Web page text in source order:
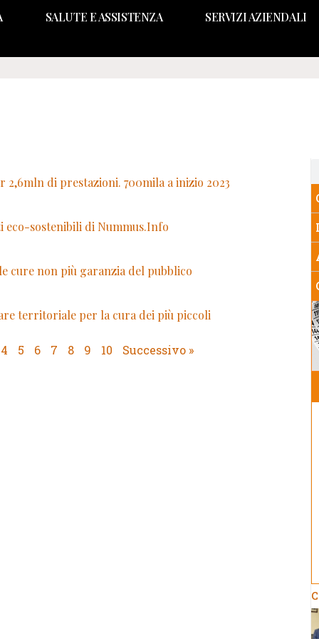
SALUTE E ASSISTENZA SERVIZI AZIENDALI
di prestazioni. 700mila a inizio 2023
eco-sostenibili di Nummus.Info
cure non più garanzia del pubblico
territoriale per la cura dei più piccoli
4 5 6 7 8 9 10 Successivo »